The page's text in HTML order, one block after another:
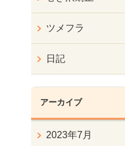
ツメフラ
日記
アーカイブ
2023年7月